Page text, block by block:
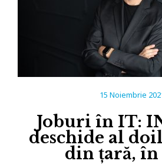
15 Noiembrie
Joburi în IT:
deschide al
din țară,